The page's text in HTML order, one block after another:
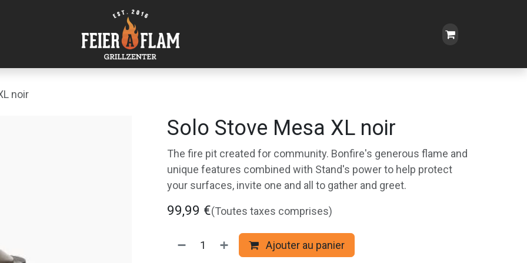
noir
Solo Stove Mesa XL noir
The fire pit created for community. Bonfire's generous flame and
unique features combined with Stand's power to help protect
your surfaces, invite one and all to gather and greet.
99,99 €(Toutes taxes comprises)
Ajouter au panier